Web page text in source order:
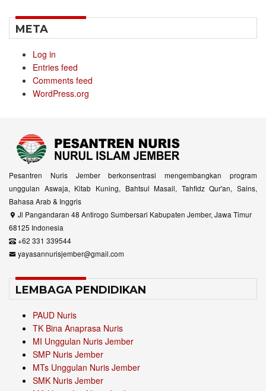
META
Log in
Entries feed
Comments feed
WordPress.org
Pesantren Nuris Jember berkonsentrasi mengembangkan program
unggulan Aswaja, Kitab Kuning, Bahtsul Masail, Tahfidz Qur'an, Sains,
Bahasa Arab & Inggris
Jl Pangandaran 48 Antirogo Sumbersari Kabupaten Jember, Jawa Timur
68125 Indonesia
+62 331 339544
yayasannurisjember@gmail.com
LEMBAGA PENDIDIKAN
PAUD Nuris
TK Bina Anaprasa Nuris
MI Unggulan Nuris Jember
SMP Nuris Jember
MTs Unggulan Nuris Jember
SMK Nuris Jember